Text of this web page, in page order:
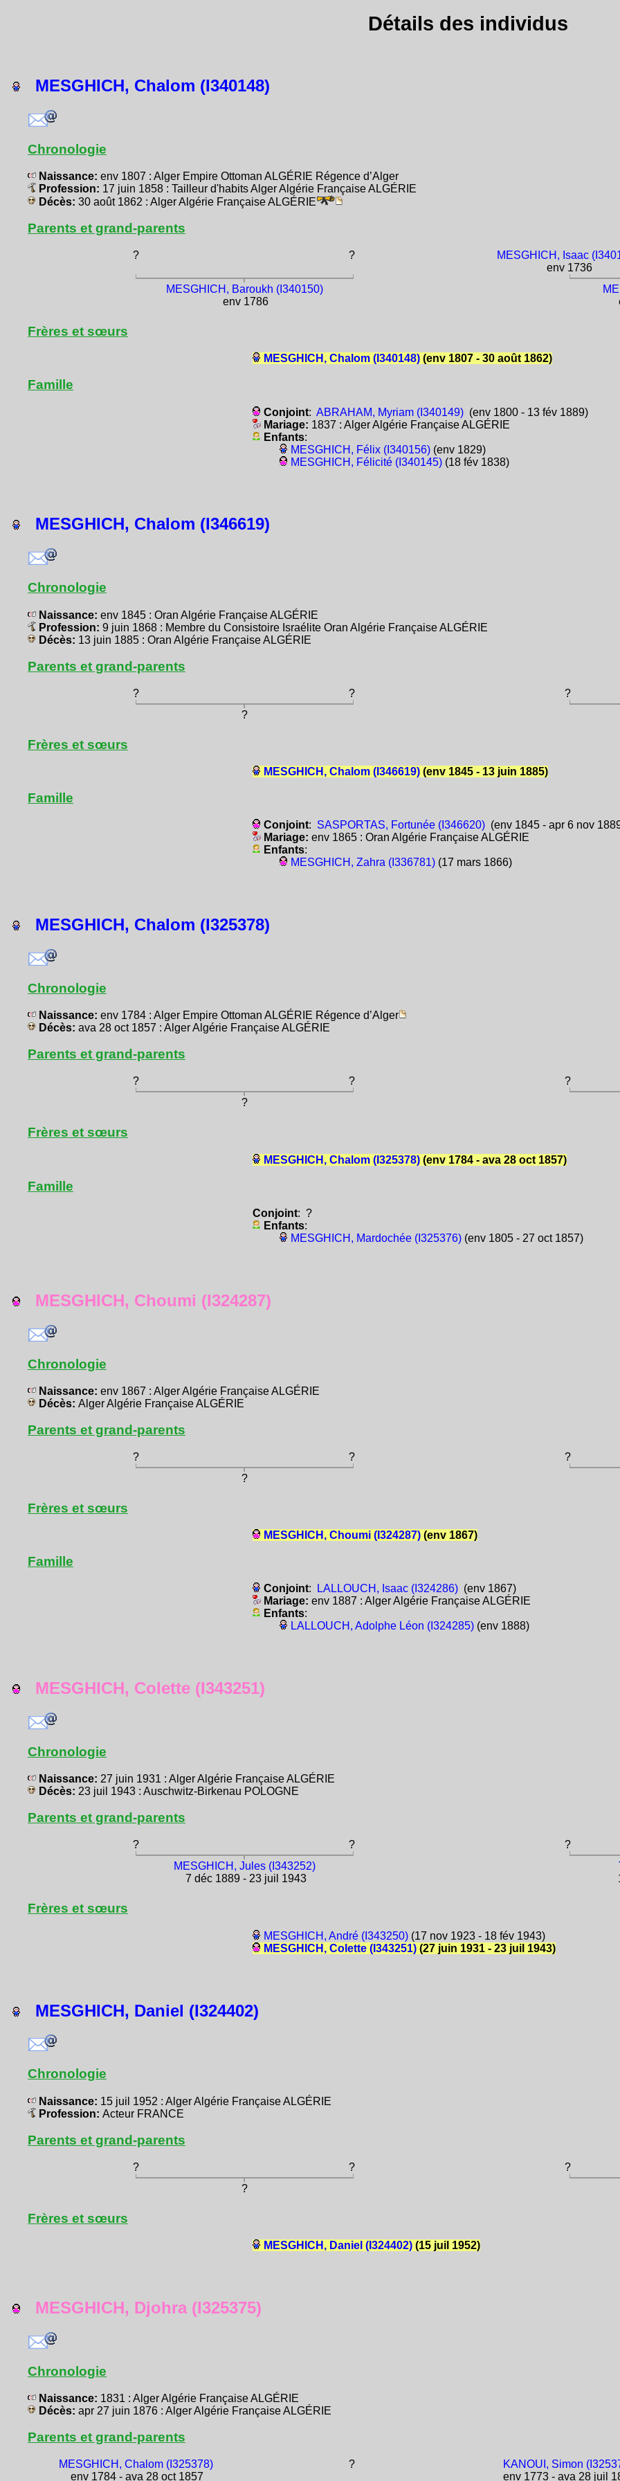
Détails des individus
MESGHICH, Chalom (I340148)
Chronologie
Naissance: env 1807 : Alger Empire Ottoman ALGÉRIE Régence d’Alger
Profession: 17 juin 1858 : Tailleur d'habits Alger Algérie Française ALGÉRIE
Décès: 30 août 1862 : Alger Algérie Française ALGÉRIE
Parents et grand-parents
? ?
MESGHICH, Isaac
env 1736
MESGHICH, Baroukh (I340150)
env 1786
Frères et sœurs
MESGHICH, Chalom (I340148) (env 1807 - 30 août 1862)
Famille
Conjoint:ABRAHAM, Myriam (I340149) (env 1800 - 13 fév 1889)
Mariage: 1837 : Alger Algérie Française ALGÉRIE
Enfants:
MESGHICH, Félix (I340156) (env 1829)
MESGHICH, Félicité (I340145) (18 fév 1838)
MESGHICH, Chalom (I346619)
Chronologie
Naissance: env 1845 : Oran Algérie Française ALGÉRIE
Profession: 9 juin 1868 : Membre du Consistoire Israélite Oran Algérie Française ALGÉRIE
Décès: 13 juin 1885 : Oran Algérie Française ALGÉRIE
Parents et grand-parents
? ?
?
?
Frères et sœurs
MESGHICH, Chalom (I346619) (env 1845 - 13 juin 1885)
Famille
Conjoint: SASPORTAS, Fortunée (I346620) (env 1845 - apr 6 nov
Mariage:env 1865 : Oran Algérie Française ALGÉRIE
Enfants:
MESGHICH, Zahra (I336781) (17 mars 1866)
MESGHICH, Chalom (I325378)
Chronologie
Naissance: env 1784 : Alger Empire Ottoman ALGÉRIE Régence d’Alger
Décès: ava 28 oct 1857 : Alger Algérie Française ALGÉRIE
Parents et grand-parents
? ?
?
?
Frères et sœurs
MESGHICH, Chalom (I325378) (env 1784 - ava 28 oct 1857)
Famille
Conjoint: ?
Enfants:
MESGHICH, Mardochée (I325376) (env 1805 - 27 oct 1857)
MESGHICH, Choumi (I324287)
Chronologie
Naissance: env 1867 : Alger Algérie Française ALGÉRIE
Décès: Alger Algérie Française ALGÉRIE
Parents et grand-parents
? ?
?
?
Frères et sœurs
MESGHICH, Choumi (I324287) (env 1867)
Famille
Conjoint: LALLOUCH, Isaac (I324286) (env 1867)
Mariage:env 1887 : Alger Algérie Française ALGÉRIE
Enfants:
LALLOUCH, Adolphe Léon (I324285) (env 1888)
MESGHICH, Colette (I343251)
Chronologie
Naissance: 27 juin 1931 : Alger Algérie Française ALGÉRIE
Décès: 23 juil 1943 : Auschwitz-Birkenau POLOGNE
Parents et grand-parents
? ?
?
MESGHICH, Jules (I343252)
7 déc 1889 - 23 juil 1943
Frères et sœurs
MESGHICH, André (I343250) (17 nov 1923 - 18 fév 1943)
MESGHICH, Colette (I343251) (27 juin 1931 - 23 juil 1943)
MESGHICH, Daniel (I324402)
Chronologie
Naissance: 15 juil 1952 : Alger Algérie Française ALGÉRIE
Profession: Acteur FRANCE
Parents et grand-parents
? ?
?
?
Frères et sœurs
MESGHICH, Daniel (I324402) (15 juil 1952)
MESGHICH, Djohra (I325375)
Chronologie
Naissance: 1831 : Alger Algérie Française ALGÉRIE
Décès: apr 27 juin 1876 : Alger Algérie Française ALGÉRIE
Parents et grand-parents
MESGHICH, Chalom (I325378)
env 1784 - ava 28 oct 1857
?
KANOUI, Simon
env 1773 - ava 28 juil